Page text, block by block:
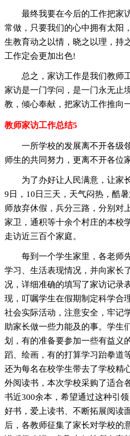
最终我要在今后的工作把家
常做，只要我们的心中拥有太阳
生教育动之以情，晓之以理，持
工作定会更加出色!
总之，家访工作是我们教师
家访是一门学问，是一门永无止
教，倾心奉献，把家访工作推向
教师家访工作总结5
一所学校的发展离不开各级
师生的共同努力，更离不开各位
为了办好让人民满意，让家
9日，10日三天，天气闷热，酷
师放弃休假，兵分三路，分别对
家卫，通积等十余个村庄的本校
走访近三百个家庭。
每到一个学生家里，各老师
学习、生活表现情况，并向家长
况，详细准确的填写了家访记录
现，叮嘱学生在假期制定科学合
社会实际活动，注意安全，牢记
助家长做一些力能及的事。学生
划，有的准备要参加一些有益义
蹈、绘画，有的打算学习跆拳道
还为每名在校学生带去了学校精
外阅读书，本次学校采购了适合
书近300余本，希望通过这种引
好书，爱上读书、不断拓展阅读
后，各教师征集了家长对学校的